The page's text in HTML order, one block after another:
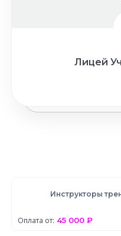
Лицей
Инструкторы
Оплата от: 45 000 ₽